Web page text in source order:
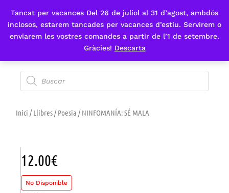
Tancat per vacances Del 26 de juliol al 31 d’agost, ambdós
inclosos, estarem tancades per vacances d’estiu. Servirem o
enviarem les vostres comandes a partir de l’1 de setembre.
Gràcies! Descarta
Fes-te'n sòcia
Inici /Llibres/Poesia / NINFOMANÍA: SÉ MALA
12.00€
No Disponible